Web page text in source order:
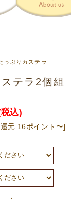
っぷりカステラ
テラ2個組
込)
元 16ポイント〜]